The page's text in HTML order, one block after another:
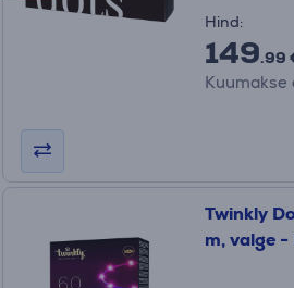
Hind:
149.99
Kuumakse
Twinkly
m, valge